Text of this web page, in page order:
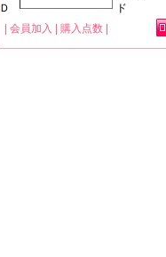
Ｄ
ド
会員加入 購入点数